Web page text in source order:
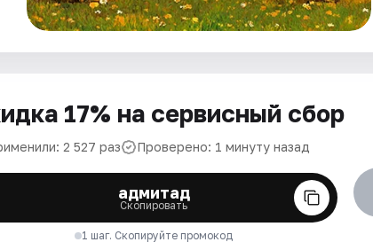
17% на сервисный сбор
2 527 раз Проверено: 1 минуту назад
адмитад
Скопировать
1 шаг. Скопируйте промокод